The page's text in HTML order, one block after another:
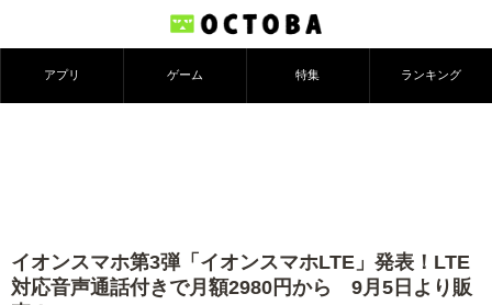
アプリ ゲーム 特集 ランキング
イオンスマホ第3弾「イオンスマホLTE」発表！LTE
対応音声通話付きで月額2980円から 9月5日より販